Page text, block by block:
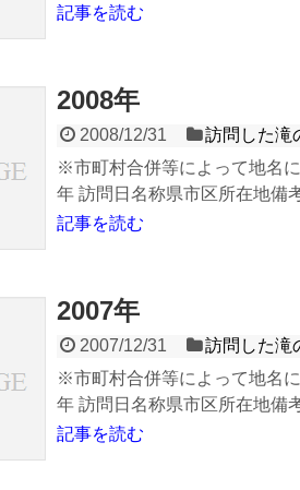
記事を読む
2008年
2008/12/31
訪問した滝
※市町村合併等によって地名
年 訪問日名称県市区所在地備
記事を読む
2007年
2007/12/31
訪問した滝
※市町村合併等によって地名
年 訪問日名称県市区所在地備
記事を読む